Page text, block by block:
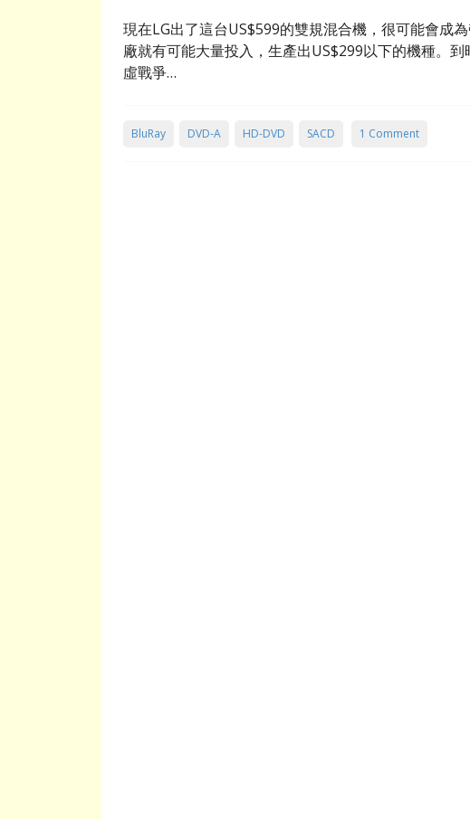
現在LG出了這台US$599的雙規混合機，很可能會成
廠就有可能大量投入，生產出US$299以下的機種。
虛戰爭…
BluRay DVD-A HD-DVD SACD 1 Comment